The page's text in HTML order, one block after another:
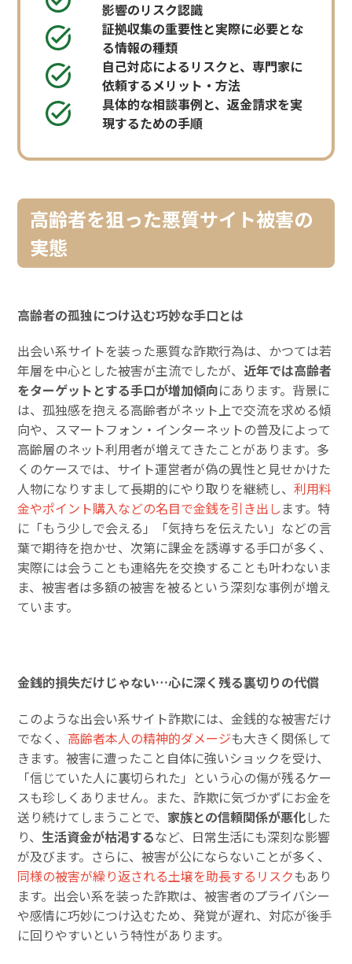
影響のリスク認識
証拠収集の重要性と実際に必要とな
る情報の種類
自己対応によるリスクと、専門家に
依頼するメリット・方法
具体的な相談事例と、返金請求を実
現するための手順
高齢者を狙った悪質サイト被害の
実態
高齢者の孤独につけ込む巧妙な手口とは
出会い系サイトを装った悪質な詐欺行為は、かつては若
年層を中心とした被害が主流でしたが、 近年では高齢者
をターゲットとする手口が増加傾向にあります。背景に
は、孤独感を抱える高齢者がネット上で交流を求める傾
向や、スマートフォン・インターネットの普及によって
高齢層のネット利用者が増えてきたことがあります。多
くのケースでは、サイト運営者が偽の異性と見せかけた
人物になりすまして長期的にやり取りを継続し、利用料
金やポイント購入などの名目で金銭を引き出し ます。特
に「もう少しで会える」「気持ちを伝えたい」などの言
葉で期待を抱かせ、次第に課金を誘導する手口が多く、
実際には会うことも連絡先を交換することも叶わないま
ま、被害者は多額の被害を被るという深刻な事例が増え
ています。
金銭的損失だけじゃない…心に深く残る裏切りの代償
このような出会い系サイト詐欺には、金銭的な被害だけ
でなく、高齢者本人の精神的ダメージも大きく関係して
きます。被害に遭ったこと自体に強いショックを受け、
「信じていた人に裏切られた」という心の傷が残るケー
スも珍しくありません。また、詐欺に気づかずにお金を
送り続けてしまうことで、 家族との信頼関係が悪化した
り、生活資金が枯渇するなど、日常生活にも深刻な影響
が及びます。さらに、被害が公にならないことが多く、
同様の被害が繰り返される土壌を助長するリスクもあり
ます。出会い系を装った詐欺は、被害者のプライバシー
や感情に巧妙につけ込むため、発覚が遅れ、対応が後手
に回りやすいという特性があります。